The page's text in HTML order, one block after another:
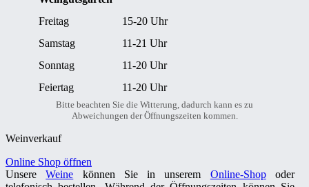
Freitag
15-20 Uhr
Samstag
11-21 Uhr
Sonntag
11-20 Uhr
Feiertag
11-20 Uhr
Bitte beachten Sie die Witterung, dadurch kann es zu
Abweichungen der Öffnungszeiten kommen.
Weinverkauf
Online Shop öffnen
UnsereWeine können Sie in unserem Online-Shopoder